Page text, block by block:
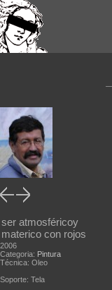
ser atmosféricoy
materico con rojos
2006
Categoria: Pintura
Técnica: Oleo
Soporte: Tela